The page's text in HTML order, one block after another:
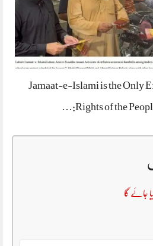
Jamaat-e-Islami is the Only
Rights of the
جائے گا